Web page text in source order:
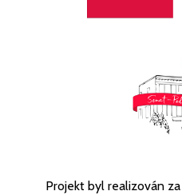
Projekt byl realizován